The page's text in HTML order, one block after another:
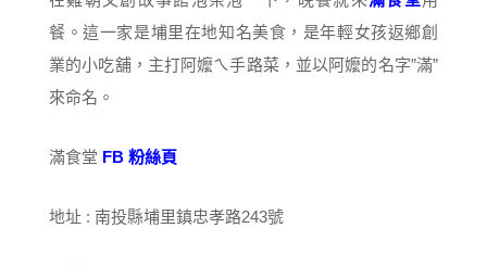
餐。這一家是埔里在地知名美食，是年輕女孩返鄉創
業的小吃舖，主打阿嬤ㄟ手路菜，並以阿嬤的名字”滿”
來命名。
滿食堂 FB 粉絲頁
地址 : 南投縣埔里鎮忠孝路243號